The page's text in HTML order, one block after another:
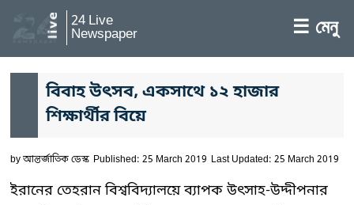
24 Live
Newspaper ☰ মেনু
বিবাহ উৎসব, একসাথে ১২ হাজার
শিক্ষার্থীর বিয়ে
byআন্তর্জাতিক ডেস্ক Published: 25 March 2019 Last Updated: 25 March 2019
ইরানের তেহরান বিশ্ববিদ্যালয়ে ব্যাপক উৎসাহ-উদ্দীপনার